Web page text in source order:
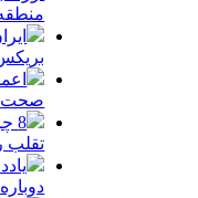
صحت
8
تقلب